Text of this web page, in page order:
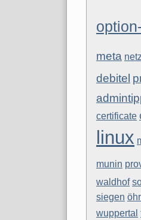
meta
debitel
certificate
linux
munin
waldhof
siegen
wuppertal